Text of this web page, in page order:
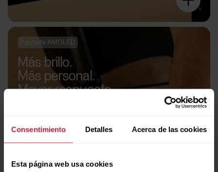
Consentimiento Detalles Acerca de las cookies
Esta página web usa cookies
Pantalla AMOLED
Más brillo.
Más personal.
Mayor respuesta.